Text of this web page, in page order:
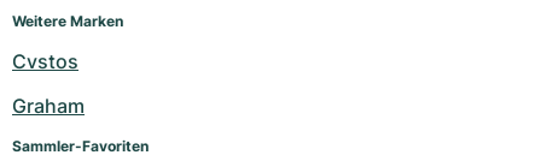
Weitere Marken
Cvstos
Graham
Sammler-Favoriten